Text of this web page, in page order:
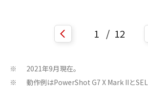
1 / 12
※ 2021年9月現在。
※
動作例はPowerShot G7 X Mark IIと